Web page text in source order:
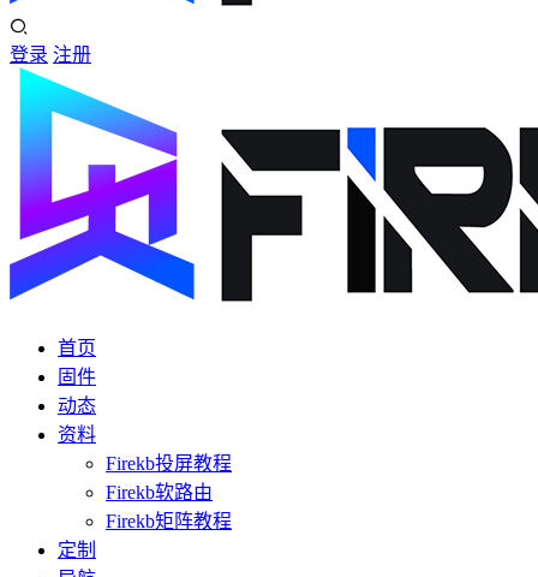
登录 注册
首页
固件
动态
资料
Firekb投屏教程
Firekb软路由
Firekb矩阵教程
定制